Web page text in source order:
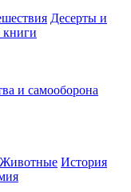
Десерты и
и самооборона
Животные История